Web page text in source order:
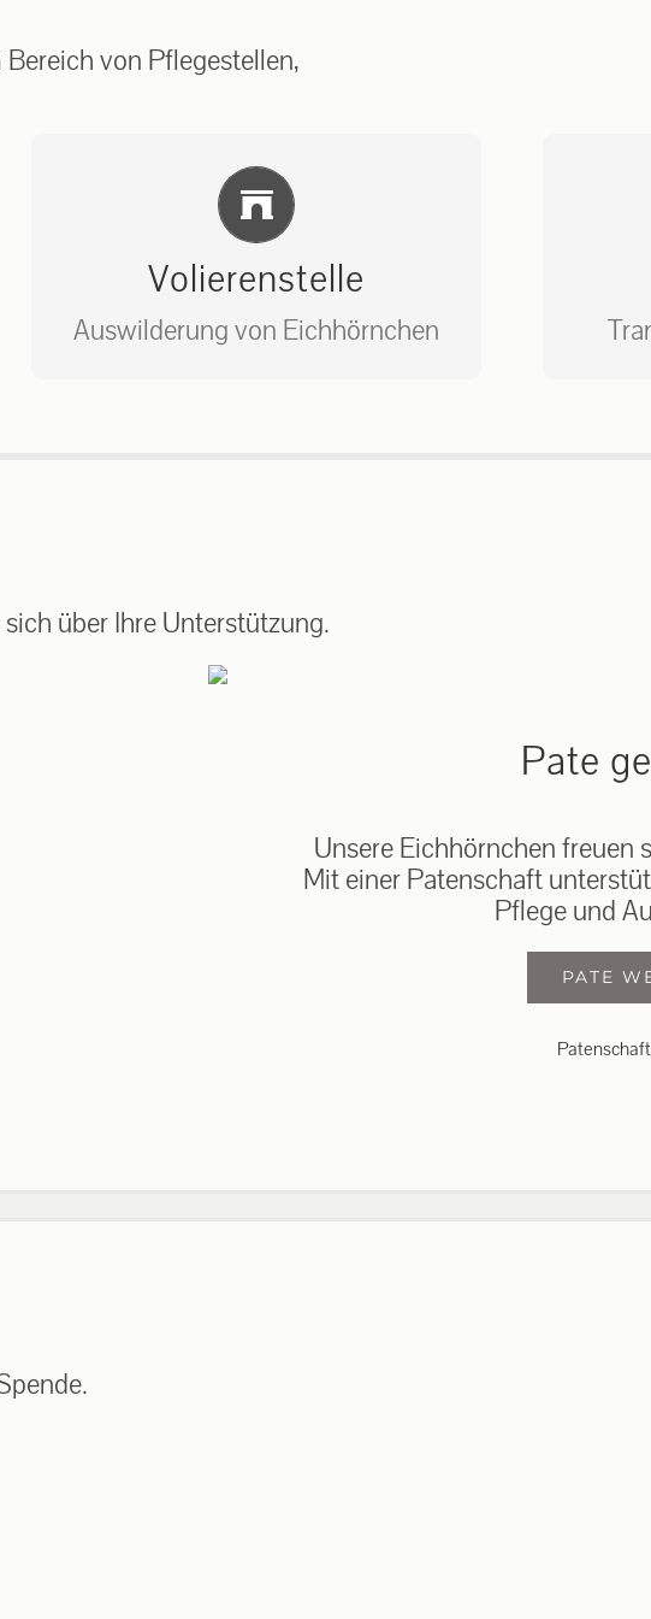
von Pflegestellen,
Volierenstelle
Auswilderung von Eichhörnchen
Einlernung und Infos
über Ihre Unterstützung.
Pate
Unsere Eichhörnchen freuen
Mit einer Patenschaft
Pflege und
PATE